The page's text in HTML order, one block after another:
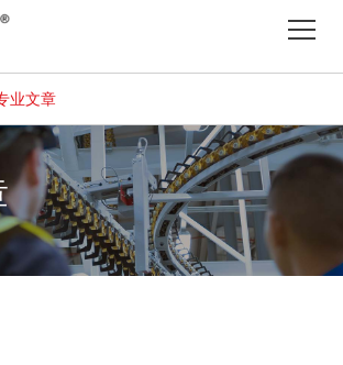
业文章